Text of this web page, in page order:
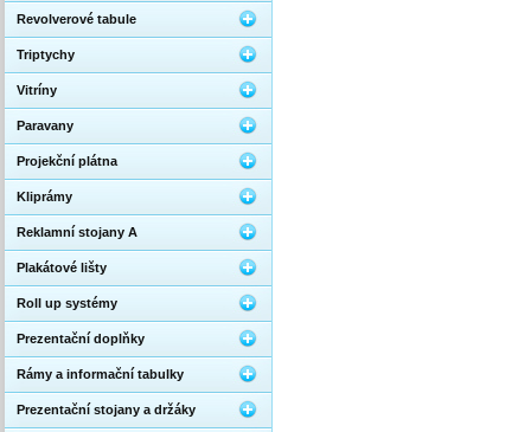
Revolverové tabule
Triptychy
Vitríny
Paravany
Projekční plátna
Kliprámy
Reklamní stojany A
Plakátové lišty
Roll up systémy
Prezentační doplňky
Rámy a informační tabulky
Prezentační stojany a držáky